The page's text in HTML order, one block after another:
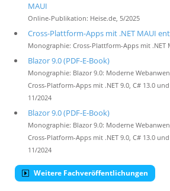
MAUI
Online-Publikation: Heise.de, 5/2025
Cross-Plattform-Apps mit .NET MAUI
Monographie: Cross-Plattform-Apps mit .NET
Blazor 9.0 (PDF-E-Book)
Monographie: Blazor 9.0: Moderne
Cross-Platform-Apps mit .NET 9.0, C# 13.0
11/2024
Blazor 9.0 (PDF-E-Book)
Monographie: Blazor 9.0: Moderne
Cross-Platform-Apps mit .NET 9.0, C# 13.0
11/2024
Weitere Fachveröffentlichungen